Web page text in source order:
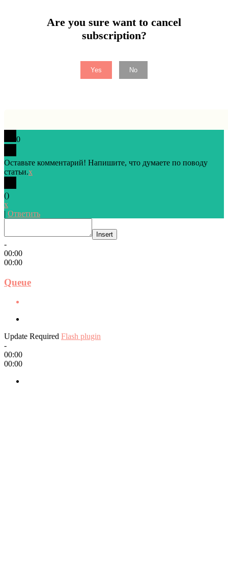
Are you sure want to cancel
subscription?
Yes No
0
Оставьте комментарий! Напишите, что думаете по поводу
статьи.x
()
x
| Ответить
Insert
-
00:00
00:00
Queue
Update Required Flash plugin
-
00:00
00:00